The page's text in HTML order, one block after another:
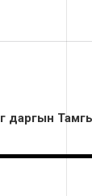
даргын